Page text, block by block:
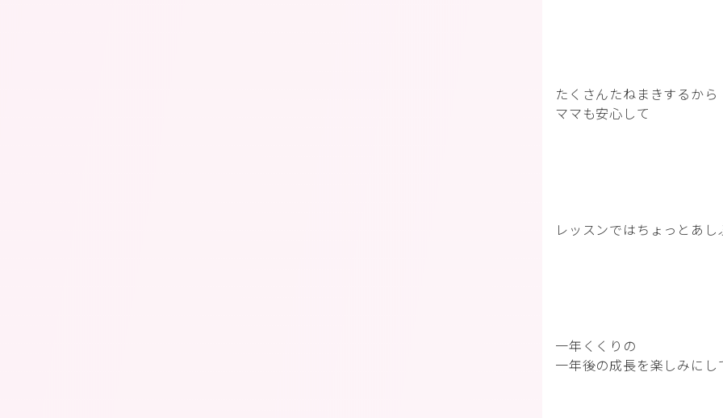
たくさんたねまきするから
ママも安心して
レッスンではちょっとあし
一年くくりの
一年後の成長を楽しみにし